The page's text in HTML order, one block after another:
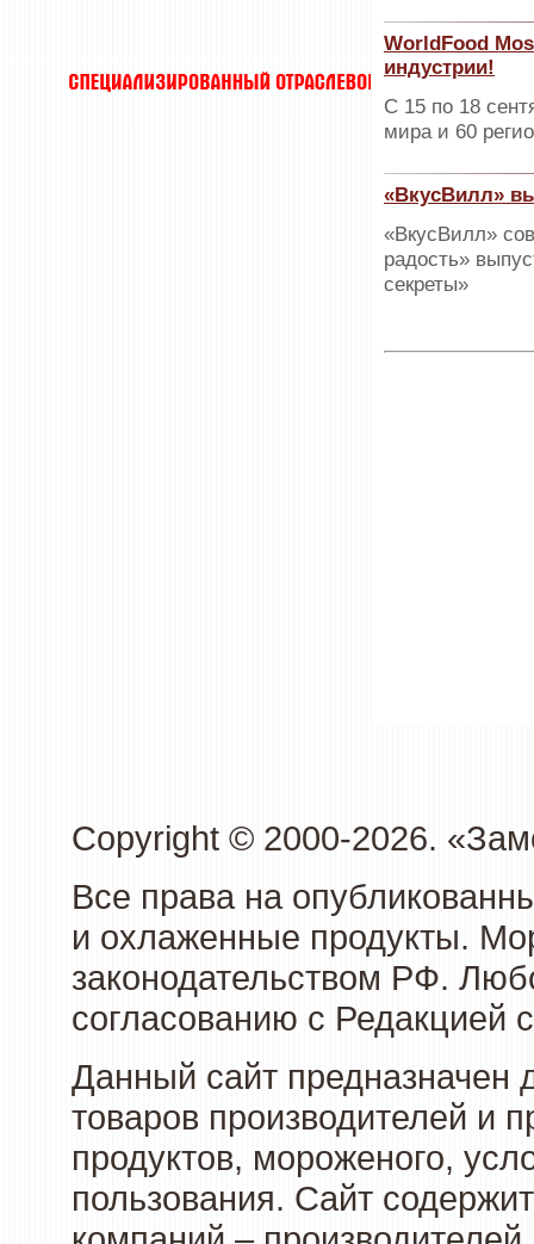
WorldFood
индустрии!
С 15 по 18
мира и 60
«ВкусВилл»
«ВкусВилл»
радость»
секреты»
Copyright © 2000-2026.
Все права на
и охлаженные продукты.
законодательством РФ.
согласованию с Редакцией
Данный сайт предназначен
товаров производителей и
продуктов, мороженого,
пользования. Сайт